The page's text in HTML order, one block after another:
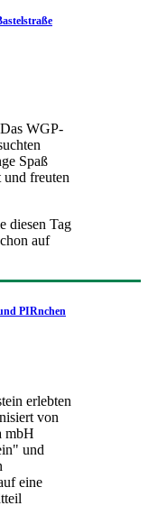
WGP-
Spaß
freuten
diesen Tag
auf
PIRnchen
erlebten
von
mbH
und
eine